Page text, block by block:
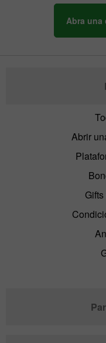
Abra una
Abrir